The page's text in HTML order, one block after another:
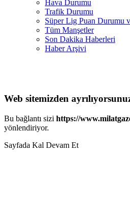
Hava Durumu
Trafik Durumu
Süper Lig Puan Durumu
Tüm Manşetler
Son Dakika Haberleri
Haber Arşivi
Web sitemizden
Bu bağlantı sizi https://
yönlendiriyor.
Sayfada Kal Devam Et